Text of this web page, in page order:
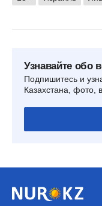
Узнавайте обо
Подпишитесь и
Казахстана, фото,